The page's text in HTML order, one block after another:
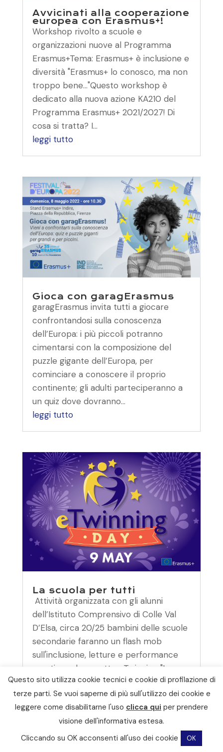
Avvicinati alla cooperazione
europea con Erasmus+!
Workshop rivolto a scuole e
organizzazioni nuove al Programma
Erasmus+Tema: Erasmus+ è inclusione e
diversità "Erasmus+ lo conosco, ma non
troppo bene…"Questo workshop è
dedicato alla nuova azione KA210 del
Programma Erasmus+ 2021/2027! Di
cosa si tratta? I...
leggi tutto
Gioca con garagErasmus
garagErasmus invita tutti a giocare
confrontandosi sulla conoscenza
dell’Europa: i più piccoli potranno
cimentarsi con la composizione del
puzzle gigante dell’Europa, per
cominciare a conoscere il proprio
continente; gli adulti parteciperanno a
un quiz dove dovranno...
leggi tutto
La scuola per tutti
Attività organizzata con gli alunni
dell’Istituto Comprensivo di Colle Val
D’Elsa, circa 20/25 bambini delle scuole
secondarie faranno un flash mob
sull'inclusione, letture e performance
creative sul progetto eTwinning "La
scuola per tutti". L'attività è gratuita e...
leggi tutto
Questo sito utilizza cookie tecnici e cookie di profilazione di
terze parti. Se vuoi saperne di più sull'utilizzo dei cookie e
leggere come disabilitarne l'uso clicca qui per prendere
visione dell'informativa estesa.
Cliccando su OK acconsenti all'uso dei cookie
OK